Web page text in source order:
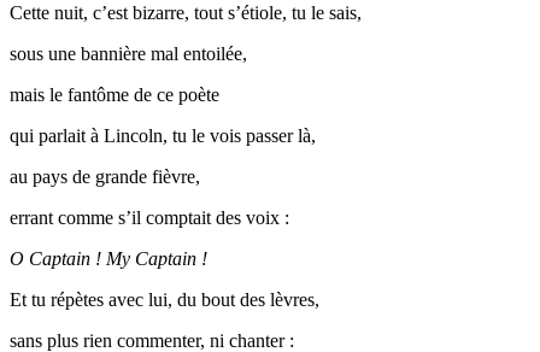
Cette nuit, c’est bizarre, tout s’étiole, tu le sais,
sous une bannière mal entoilée,
mais le fantôme de ce poète
qui parlait à Lincoln, tu le vois passer là,
au pays de grande fièvre,
errant comme s’il comptait des voix :
O Captain ! My Captain !
Et tu répètes avec lui, du bout des lèvres,
sans plus rien commenter, ni chanter :